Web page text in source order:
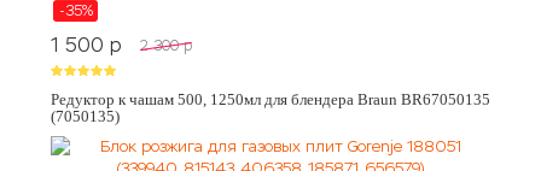
-35%
1 500 p 2 300 p
Редуктор к чашам 500, 1250мл для блендера Braun BR67050135
(7050135)